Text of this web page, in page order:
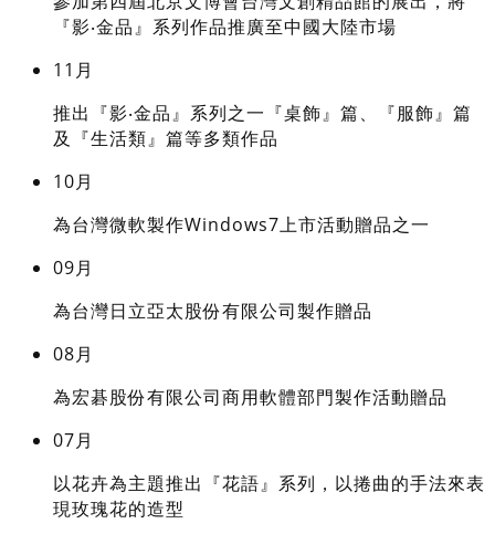
『影‧金品』系列作品推廣至中國大陸市場
11月
推出『影‧金品』系列之一『桌飾』篇、『服飾』篇
及『生活類』篇等多類作品
10月
為台灣微軟製作Windows7上市活動贈品之一
09月
為台灣日立亞太股份有限公司製作贈品
08月
為宏碁股份有限公司商用軟體部門製作活動贈品
07月
以花卉為主題推出『花語』系列，以捲曲的手法來表
現玫瑰花的造型